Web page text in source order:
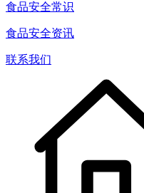
食品安全常识
食品安全资讯
联系我们